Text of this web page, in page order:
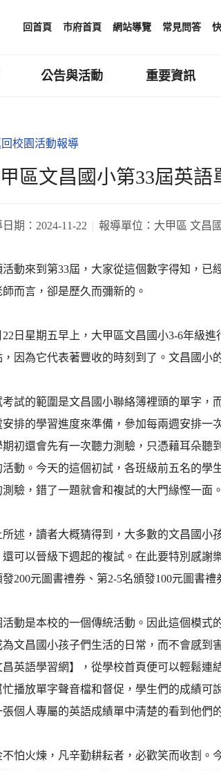
回首頁 市府首頁 網站導覽 常見問答
公告與活動 重要資訊
校園活動報導
區文昌國小第33屆英語
期： 2024-11-22 報導單位： 大甲區 文昌
活動來到第33屆，大家從這個數字得知，已
師而言，卻是歷久而彌新的。
22日星期五早上，大甲區文昌國小3-6年級
，因為它代表著豐收的時刻到了。文昌國小
考試的範圍是文昌國小聯絡簿裡頭的單字，
安排的學習進度來準備，參加每兩週安排一
期初還會先有一次聽力測驗，只憑藉耳朵聽
活動。今天的這個初試，各班級前五名的學
測驗，錯了一題就會和複試的大門緣慳一面。
所述，讀者大概猜得到，大多數的文昌國小
還可以晉級下週起的複試。在此要特別感謝
發200元圖書禮券、第2-5名頒發100元圖書
活動是本校的一個傳統活動。因此這個模式
為文昌國小孩子們生活的日常，而不會感到
昌英語學習網】，從學校首頁便可以輕鬆
忙播放單字聲音檔和督促，學生們的成績可
張個人專屬的英語成績單中清楚的看到他們
不怕火煉，凡辛勤耕耘者，必歡笑而收割。